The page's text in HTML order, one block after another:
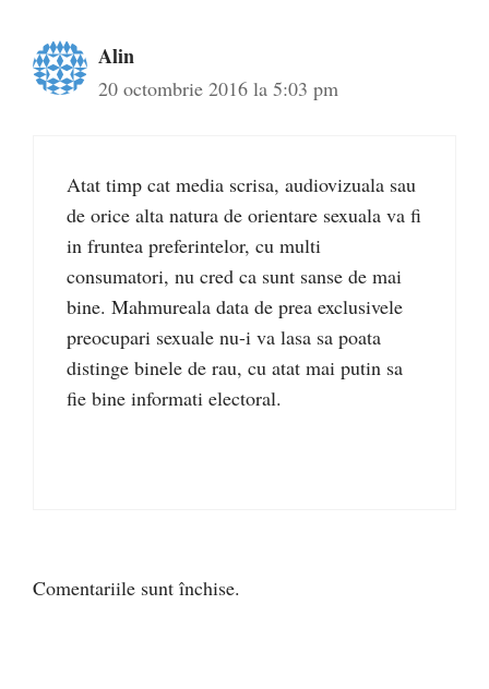
Alin
20 octombrie 2016 la 5:03 pm
Atat timp cat media scrisa, audiovizuala sau
de orice alta natura de orientare sexuala va fi
in fruntea preferintelor, cu multi
consumatori, nu cred ca sunt sanse de mai
bine. Mahmureala data de prea exclusivele
preocupari sexuale nu-i va lasa sa poata
distinge binele de rau, cu atat mai putin sa
fie bine informati electoral.
Comentariile sunt închise.